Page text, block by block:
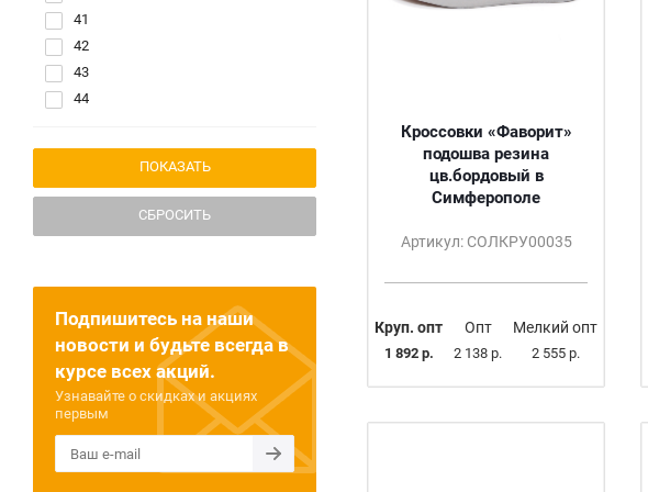
Кроссовки «Фаворит»
подошва резина
цв.бордовый в
Симферополе
Артикул: СОЛКРУ00035
Круп. опт
1 892 р.
Опт
2 138 р.
Мелкий опт
2 555 р.
41
42
43
44
46
СБРОСИТЬ
Подпишитесь на наши
новости и будьте всегда в
курсе всех акций.
Узнавайте о скидках и акциях
первым